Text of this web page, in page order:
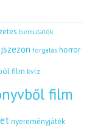
bemutatók
forgatás horror
film kvíz
film
nyereményjáték